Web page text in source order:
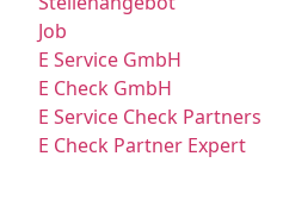
Job
E Service GmbH
E Check GmbH
E Service Check Partners
E Check Partner Expert